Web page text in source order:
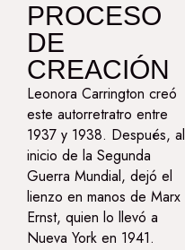
PROCESO
DE
CREACIÓN
Leonora Carrington creó
este autorretratro entre
1937 y 1938. Después, al
inicio de la Segunda
Guerra Mundial, dejó el
lienzo en manos de Marx
Ernst, quien lo llevó a
Nueva York en 1941.